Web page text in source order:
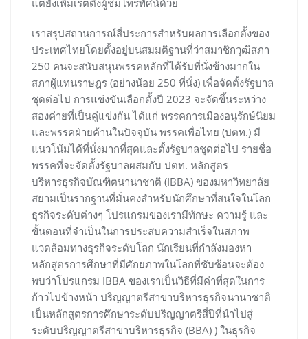
แต่ยังเพิ่มเรตติ้งผู้ชมโทรทัศน์ด้วย
เราสรุปสถานการณ์สี่ประการสำหรับผลการเลือกตั้งของ
ประเทศไทยโดยตั้งอยู่บนสมมติฐานที่ว่าสมาชิกวุฒิสภา
250 คนจะสนับสนุนพรรคหลักที่ได้รับที่นั่งข้างมากใน
สภาผู้แทนราษฎร (อย่างน้อย 250 ที่นั่ง) เพื่อจัดตั้งรัฐบาล
ชุดต่อไป การแข่งขันเลือกตั้งปี 2023 จะจัดขึ้นระหว่าง
สองค่ายที่เป็นคู่แข่งกัน ได้แก่ พรรคการเมืองอนุรักษ์นิยม
และพรรคฝ่ายค้านในปัจจุบัน พรรคเพื่อไทย (ปตท.) มี
แนวโน้มได้ที่นั่งมากที่สุดและตั้งรัฐบาลชุดต่อไป รายชื่อ
พรรคที่จะจัดตั้งรัฐบาลผสมกับ ปตท. หลักสูตร
บริหารธุรกิจบัณฑิตนานาชาติ (IBBA) ของมหาวิทยาลัย
สยามเป็นรากฐานที่มั่นคงสำหรับนักศึกษาที่สนใจในโลก
ธุรกิจระดับต่างๆ โปรแกรมของเรามีทักษะ ความรู้ และ
ขั้นตอนที่จำเป็นในการประสบความสำเร็จในสภาพ
แวดล้อมทางธุรกิจระดับโลก นักเรียนที่กำลังมองหา
หลักสูตรการศึกษาที่มีศักยภาพในโลกที่ซับซ้อนจะต้อง
พบว่าโปรแกรม IBBA ของเราเป็นวิธีที่มีค่าที่สุดในการ
ก้าวไปข้างหน้า ปริญญาตรีสาขาบริหารธุรกิจนานาชาติ
เป็นหลักสูตรการศึกษาระดับปริญญาตรีสี่ปีที่นำไปสู่
ระดับปริญญาตรีสาขาบริหารธุรกิจ (BBA) ) ในธุรกิจ